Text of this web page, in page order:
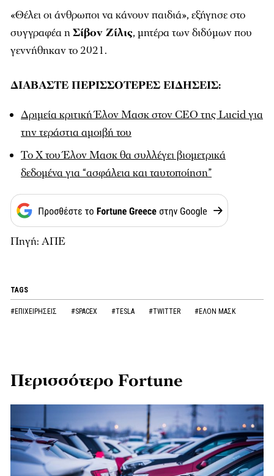
«Θέλει οι άνθρωποι να κάνουν παιδιά», εξήγησε στο
συγγραφέα ηΣίβον Ζίλις, μητέρα των διδύμων που
γεννήθηκαν το 2021.
ΔΙΑΒΑΣΤΕ ΠΕΡΙΣΣΟΤΕΡΕΣ ΕΙΔΗΣΕΙΣ:
Δριμεία κριτική Έλον Μασκ στον CEO της Lucid για
την τεράστια αμοιβή του
Το X του Έλον Μασκ θα συλλέγει βιομετρικά
δεδομένα για “ασφάλεια και ταυτοποίηση”
Πηγή: ΑΠΕ
TAGS
#ΕΠΙΧΕΙΡΗΣΕΙΣ #SPACEX #TESLA #TWITTER #ΕΛΟΝ ΜΑΣΚ
Περισσότερο Fortune